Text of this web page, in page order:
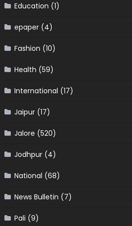
Education (1)
epaper(4)
Fashion (10)
Health (59)
International (17)
Jaipur(17)
Jalore (520)
Jodhpur(4)
National (68)
News Bulletin (7)
Pali (9)